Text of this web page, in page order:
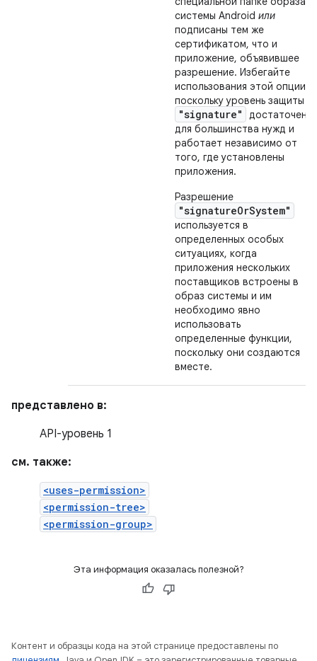
системы Android или
подписаны тем же
сертификатом, что и
приложение, объявившее
разрешение. Избегайте
использования этой опции,
поскольку уровень защиты
"signature"
достаточен
для большинства нужд и
работает независимо от
того, где установлены
приложения.
Разрешение
"signatureOrSystem"
используется в
определенных особых
ситуациях, когда
приложения нескольких
поставщиков встроены в
образ системы и им
необходимо явно
использовать
определенные функции,
поскольку они создаются
вместе.
представлено в:
API-уровень 1
см. также:
<uses-permission>
<permission-tree>
<permission-group>
Эта информация оказалась полезной?
Контент и образцы кода на этой странице предоставлены по